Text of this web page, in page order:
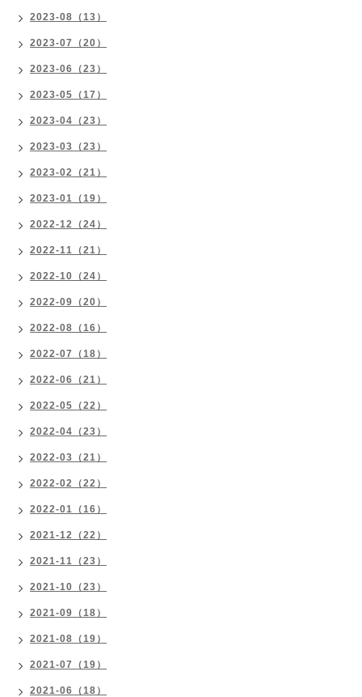
2023-08（13）
2023-07（20）
2023-06（23）
2023-05（17）
2023-04（23）
2023-03（23）
2023-02（21）
2023-01（19）
2022-12（24）
2022-11（21）
2022-10（24）
2022-09（20）
2022-08（16）
2022-07（18）
2022-06（21）
2022-05（22）
2022-04（23）
2022-03（21）
2022-02（22）
2022-01（16）
2021-12（22）
2021-11（23）
2021-10（23）
2021-09（18）
2021-08（19）
2021-07（19）
2021-06（18）